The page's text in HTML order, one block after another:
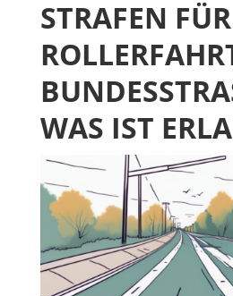
STRAFEN FÜR
AS IST